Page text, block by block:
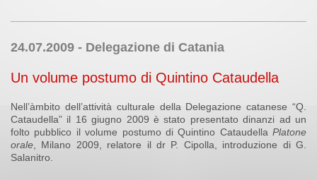
24.07.2009 - Delegazione di Catania
Un volume postumo di Quintino Cataudella
Nell’àmbito dell’attività culturale della Delegazione catanese “Q.
Cataudella” il 16 giugno 2009 è stato presentato dinanzi ad un
folto pubblico il volume postumo di Quintino Cataudella Platone
orale, Milano 2009, relatore il dr P. Cipolla, introduzione di G.
Salanitro.